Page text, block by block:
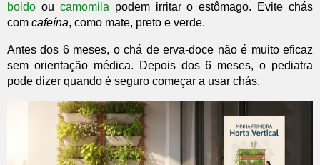
boldo ou camomilapodem irritar o estômago. Evite chás
com cafeína, como mate, preto e verde.
Antes dos 6 meses, o chá de erva-doce não é muito eficaz
sem orientação médica. Depois dos 6 meses, o pediatra
pode dizer quando é seguro começar a usar chás.